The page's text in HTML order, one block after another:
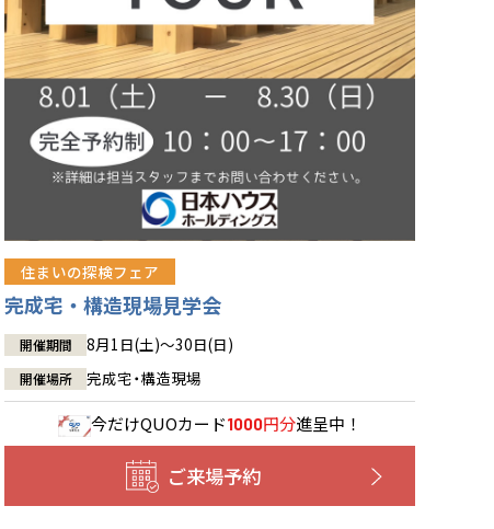
住まいの探検フェア
完成宅・構造現場見学会
開催期間 8月1日(土)～30日(日)
開催場所 完成宅・構造現場
今だけQUOカード1000円分進呈中！
ご来場予約